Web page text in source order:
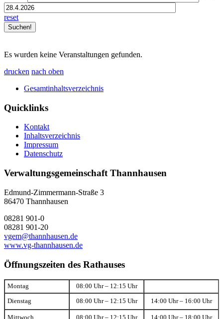
reset
Es wurden keine Veranstaltungen gefunden.
drucken nach oben
Gesamtinhaltsverzeichnis
Quicklinks
Kontakt
Inhaltsverzeichnis
Impressum
Datenschutz
Verwaltungsgemeinschaft Thannhausen
Edmund-Zimmermann-Straße 3
86470 Thannhausen
08281 901-0
08281 901-20
vgem@thannhausen.de
www.vg-thannhausen.de
Öffnungszeiten des Rathauses
Montag 08:00 Uhr – 12:15 Uhr
Dienstag 08:00 Uhr – 12:15 Uhr 14:00 Uhr – 16:00 Uhr